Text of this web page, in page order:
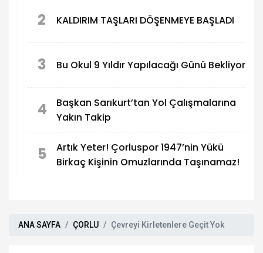
2 KALDIRIM TAŞLARI DÖŞENMEYE BAŞLADI
3 Bu Okul 9 Yıldır Yapılacağı Günü Bekliyor
4
Başkan Sarıkurt’tan Yol Çalışmalarına
Yakın Takip
5
Artık Yeter! Çorluspor 1947’nin Yükü
Birkaç Kişinin Omuzlarında Taşınamaz!
ANA SAYFA ÇORLU Çevreyi Kirletenlere Geçit Yok